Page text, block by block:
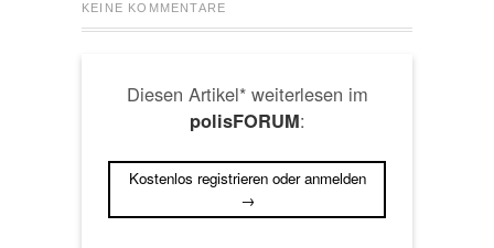
KEINE KOMMENTARE
Diesen Artikel* weiterlesen im
polisFORUM:
Kostenlos registrieren oder anmelden
→